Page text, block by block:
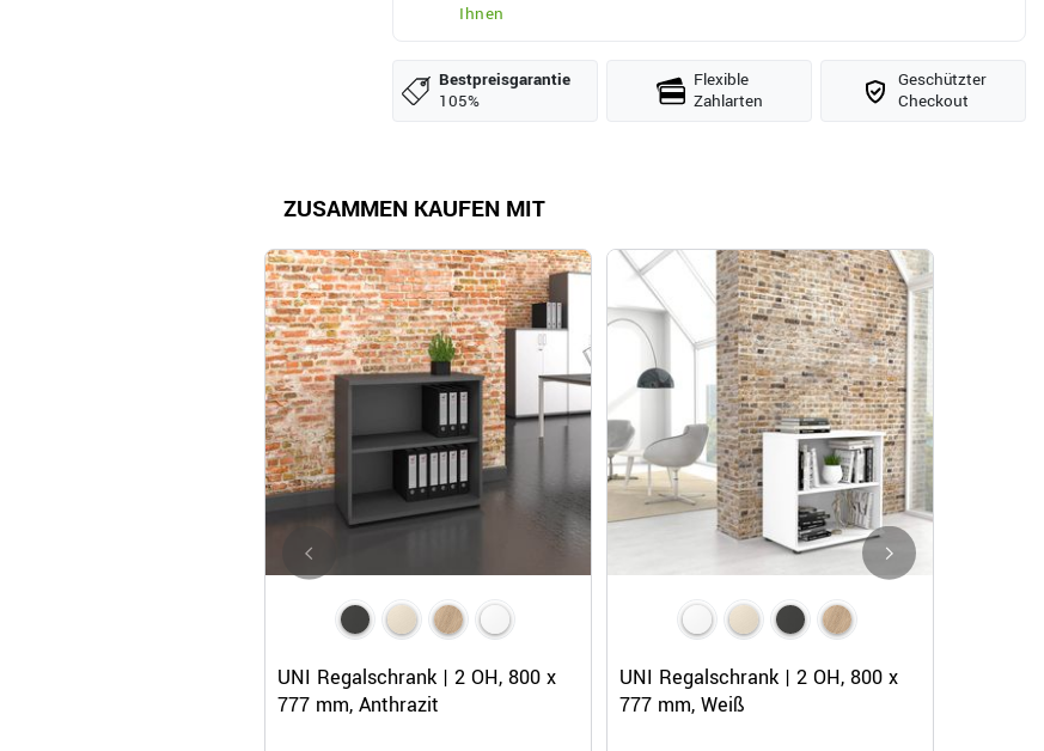
Ihnen
Bestpreis­garantie
105%
Flexible
Zahlarten
Geschützter
Checkout
ZUSAMMEN KAUFEN MIT
UNI Regalschrank | 2 OH, 800 x
777 mm, Anthrazit
UNI Regalschrank | 2 OH, 800 x
777 mm, Weiß